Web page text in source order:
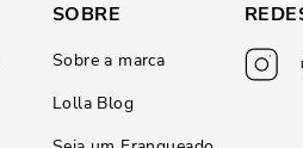
SOBRE
Sobre a marca
Lolla Blog